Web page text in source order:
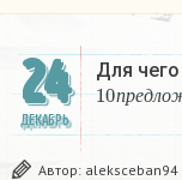
24
ДЕКАБРЬ
Для
пр е дл о
10пр ед л
Автор: aleksceban94